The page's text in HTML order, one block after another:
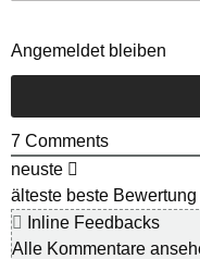
Angemeldet bleiben
7 Comments
neuste
älteste beste Bewertung
Inline Feedbacks
Alle Kommentare